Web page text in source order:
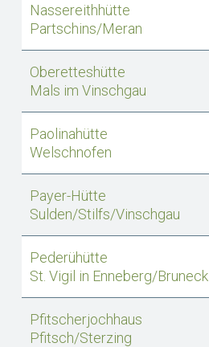
Nassereithhütte
Partschins/Meran
Oberetteshütte
Mals im Vinschgau
Paolinahütte
Welschnofen
Payer-Hütte
Sulden/Stilfs/Vinschgau
Pederühütte
St. Vigil in Enneberg/Bruneck
Pfitscherjochhaus
Pfitsch/Sterzing